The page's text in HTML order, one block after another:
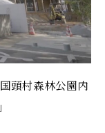
頭村森林公園内